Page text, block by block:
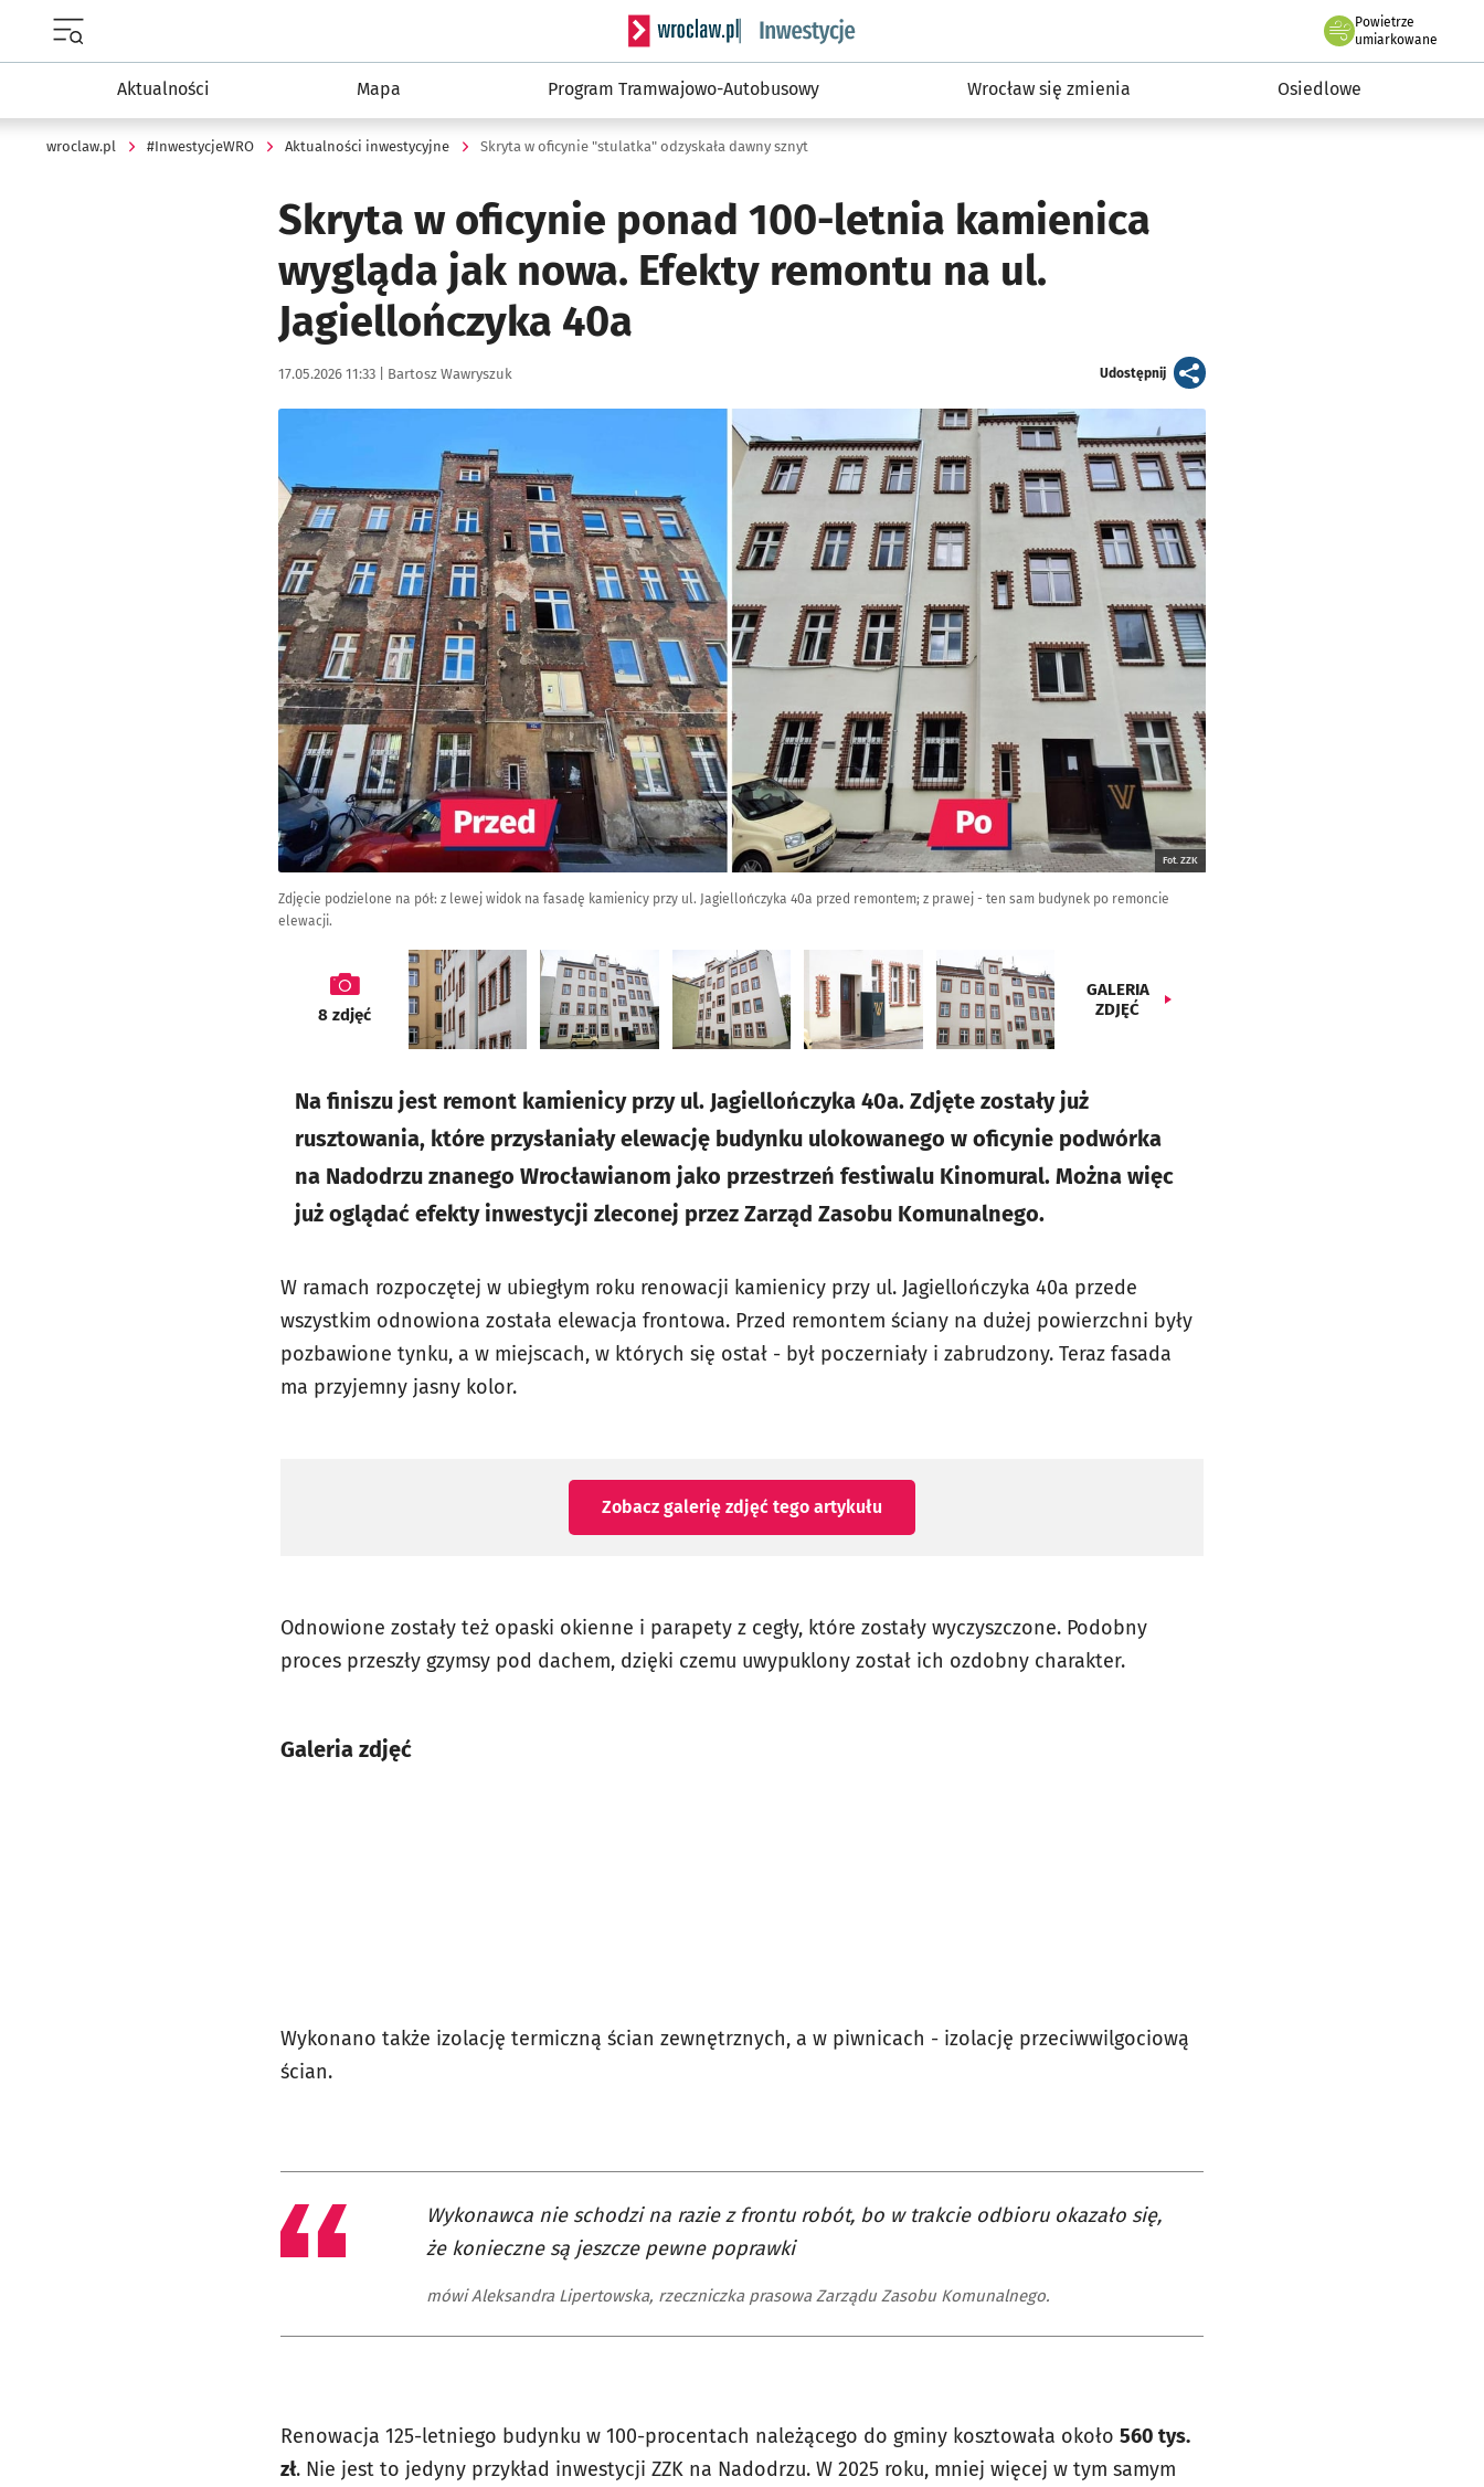
Serwis informacyjny wroclaw.pl podserwis: #InwestycjeWRO - miejskie inwestycje 2019-2032
Powietrze
we Wrocławiu
umiarkowane
Aktualności Mapa Program Tramwajowo-Autobusowy Wrocław się zmienia Osiedlowe
wroclaw.pl #InwestycjeWRO Aktualności inwestycyjne Skryta w oficynie "stulatka" odzyskała dawny sznyt
Skryta w oficynie ponad 100-letnia kamienica
wygląda jak nowa. Efekty remontu na ul.
Jagiellończyka 40a
Data publikacji:
17.05.2026 11:33 | Autor:
Bartosz Wawryszuk Udostępnijartykuł
Fot. ZZK
Zdjęcie podzielone na pół: z lewej widok na fasadę kamienicy przy ul. Jagiellończyka 40a przed remontem; z prawej - ten sam budynek po remoncie
elewacji.
galeria
8 zdjęć
GALERIA
ZDJĘĆ
Na finiszu jest remont kamienicy przy ul. Jagiellończyka 40a. Zdjęte zostały już
rusztowania, które przysłaniały elewację budynku ulokowanego w oficynie podwórka
na Nadodrzu znanego Wrocławianom jako przestrzeń festiwalu Kinomural. Można więc
już oglądać efekty inwestycji zleconej przez Zarząd Zasobu Komunalnego.
W ramach rozpoczętej w ubiegłym roku renowacji kamienicy przy ul. Jagiellończyka 40a przede
wszystkim odnowiona została elewacja frontowa. Przed remontem ściany na dużej powierzchni były
pozbawione tynku, a w miejscach, w których się ostał - był poczerniały i zabrudzony. Teraz fasada
ma przyjemny jasny kolor.
Zobacz galerię zdjęć tego artykułu
Odnowione zostały też opaski okienne i parapety z cegły, które zostały wyczyszczone. Podobny
proces przeszły gzymsy pod dachem, dzięki czemu uwypuklony został ich ozdobny charakter.
Galeria zdjęć
Wykonano także izolację termiczną ścian zewnętrznych, a w piwnicach - izolację przeciwwilgociową
ścian.
Wykonawca nie schodzi na razie z frontu robót, bo w trakcie odbioru okazało się,
że konieczne są jeszcze pewne poprawki
mówi Aleksandra Lipertowska, rzeczniczka prasowa Zarządu Zasobu Komunalnego.
Renowacja 125-letniego budynku w 100-procentach należącego do gminy kosztowała około 560 tys.
zł. Nie jest to jedyny przykład inwestycji ZZK na Nadodrzu. W 2025 roku, mniej więcej w tym samym